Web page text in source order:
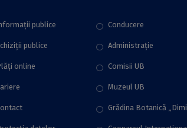
publice
publice
online
Conducere
Administraţie
Comisii UB
Muzeul UB
Grădina Botanică